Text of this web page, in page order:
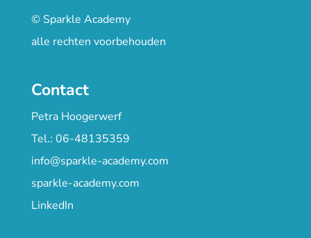
© Sparkle Academy
alle rechten voorbehouden
Contact
Petra Hoogerwerf
Tel.: 06-48135359
info@sparkle-academy.com
sparkle-academy.com
LinkedIn